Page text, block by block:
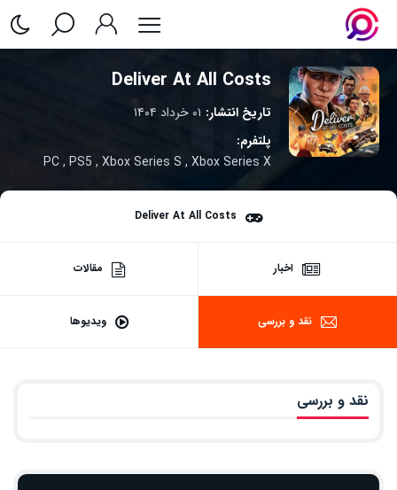
Deliver At All Costs
تاریخ انتشار: ۰۱ خرداد ۱۴۰۴
پلتفرم:
PC, PS5 , Xbox Series S , Xbox Series X
Deliver At All Costs
اخبار مقالات
نقد و بررسی ویدیوها
نقد و بررسی